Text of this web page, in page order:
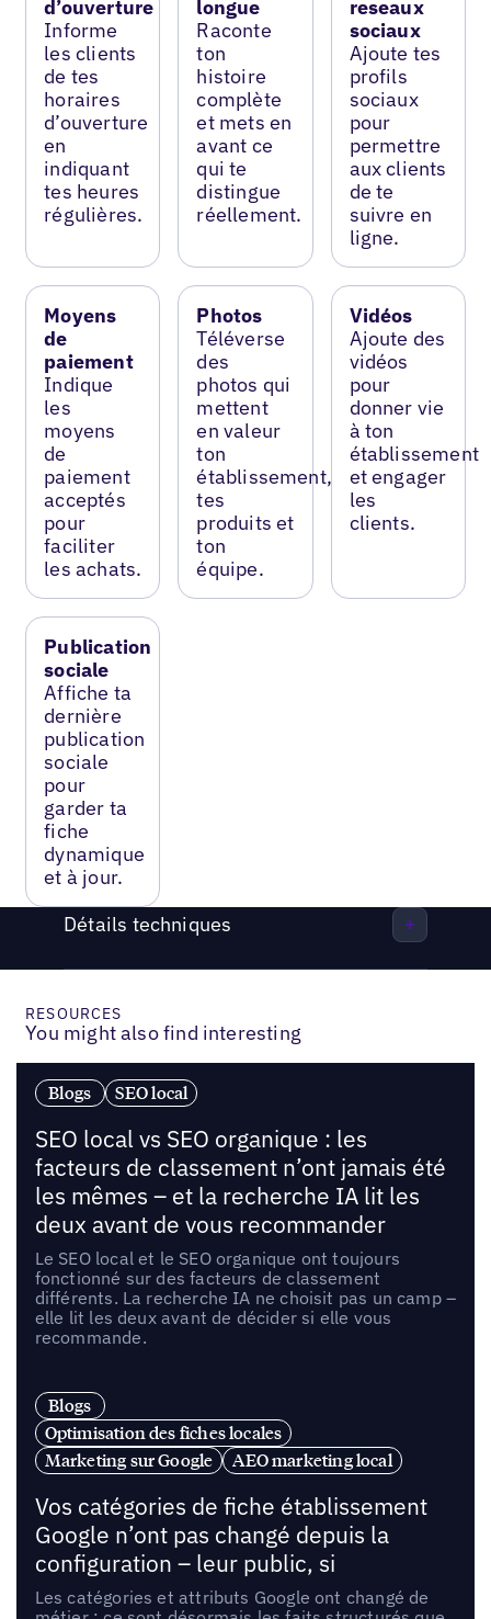
d’ouverture
Informe
les clients
de tes
horaires
d’ouverture
en
indiquant
tes heures
régulières.
longue
Raconte
ton
histoire
complète
et mets en
avant ce
qui te
distingue
réellement.
reseaux
sociaux
Ajoute tes
profils
sociaux
pour
permettre
aux clients
de te
suivre en
ligne.
Moyens
de
paiement
Indique
les
moyens
de
paiement
acceptés
pour
faciliter
les achats.
Photos
Téléverse
des
photos qui
mettent
en valeur
ton
établissement,
tes
produits et
ton
équipe.
Vidéos
Ajoute des
vidéos
pour
donner vie
à ton
établissement
et engager
les
clients.
Publication
sociale
Affiche ta
dernière
publication
sociale
pour
garder ta
fiche
dynamique
et à jour.
Détails techniques
RESOURCES
You might also find interesting
Blogs SEO local
SEO local vs SEO organique : les
facteurs de classement n’ont jamais été
les mêmes – et la recherche IA lit les
deux avant de vous recommander
Le SEO local et le SEO organique ont toujours
fonctionné sur des facteurs de classement
différents. La recherche IA ne choisit pas un camp –
elle lit les deux avant de décider si elle vous
recommande.
Blogs
Optimisation des fiches locales
Marketing sur Google
AEO marketing local
Vos catégories de fiche établissement
Google n’ont pas changé depuis la
configuration – leur public, si
Les catégories et attributs Google ont changé de